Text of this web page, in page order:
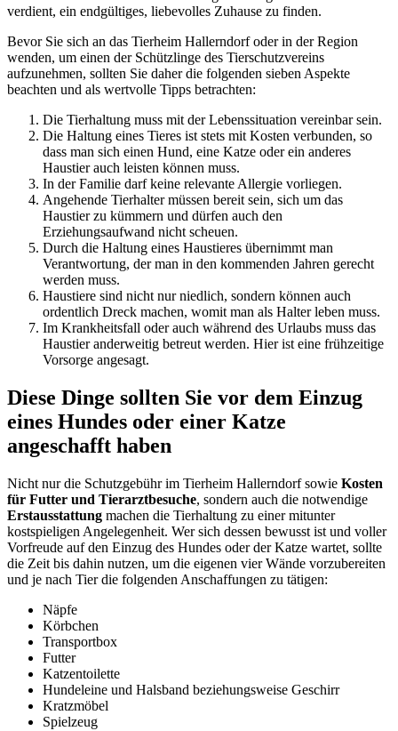
verdient, ein endgültiges, liebevolles Zuhause zu finden.
Bevor Sie sich an das Tierheim Hallerndorf oder in der Region
wenden, um einen der Schützlinge des Tierschutzvereins
aufzunehmen, sollten Sie daher die folgenden sieben Aspekte
beachten und als wertvolle Tipps betrachten:
Die Tierhaltung muss mit der Lebenssituation vereinbar sein.
Die Haltung eines Tieres ist stets mit Kosten verbunden, so
dass man sich einen Hund, eine Katze oder ein anderes
Haustier auch leisten können muss.
In der Familie darf keine relevante Allergie vorliegen.
Angehende Tierhalter müssen bereit sein, sich um das
Haustier zu kümmern und dürfen auch den
Erziehungsaufwand nicht scheuen.
Durch die Haltung eines Haustieres übernimmt man
Verantwortung, der man in den kommenden Jahren gerecht
werden muss.
Haustiere sind nicht nur niedlich, sondern können auch
ordentlich Dreck machen, womit man als Halter leben muss.
Im Krankheitsfall oder auch während des Urlaubs muss das
Haustier anderweitig betreut werden. Hier ist eine frühzeitige
Vorsorge angesagt.
Diese Dinge sollten Sie vor dem Einzug
eines Hundes oder einer Katze
angeschafft haben
Nicht nur die Schutzgebühr im Tierheim Hallerndorf sowie Kosten
für Futter und Tierarztbesuche, sondern auch die notwendige
Erstausstattung machen die Tierhaltung zu einer mitunter
kostspieligen Angelegenheit. Wer sich dessen bewusst ist und voller
Vorfreude auf den Einzug des Hundes oder der Katze wartet, sollte
die Zeit bis dahin nutzen, um die eigenen vier Wände vorzubereiten
und je nach Tier die folgenden Anschaffungen zu tätigen:
Näpfe
Körbchen
Transportbox
Futter
Katzentoilette
Hundeleine und Halsband beziehungsweise Geschirr
Kratzmöbel
Spielzeug